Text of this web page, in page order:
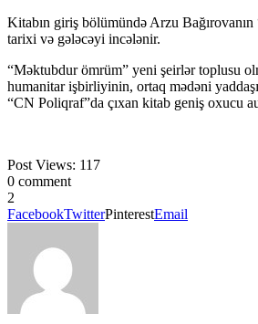
Kitabın giriş bölümündə Arzu Bağırovanın
tarixi və gələcəyi incələnir.
“Məktubdur ömrüm” yeni şeirlər toplusu
humanitar işbirliyinin, ortaq mədəni
“CN Poliqraf”da çıxan kitab geniş oxucu
Post Views: 117
0 comment
2
FacebookTwitterPinterestEmail